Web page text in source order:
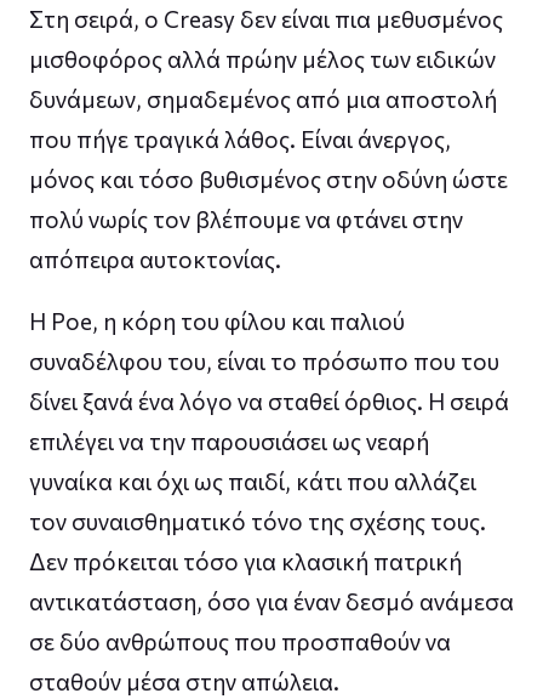
Στη σειρά, ο Creasy δεν είναι πια μεθυσμένος
μισθοφόρος αλλά πρώην μέλος των ειδικών
δυνάμεων, σημαδεμένος από μια αποστολή
που πήγε τραγικά λάθος. Είναι άνεργος,
μόνος και τόσο βυθισμένος στην οδύνη ώστε
πολύ νωρίς τον βλέπουμε να φτάνει στην
απόπειρα αυτοκτονίας.
Η Poe, η κόρη του φίλου και παλιού
συναδέλφου του, είναι το πρόσωπο που του
δίνει ξανά ένα λόγο να σταθεί όρθιος. Η σειρά
επιλέγει να την παρουσιάσει ως νεαρή
γυναίκα και όχι ως παιδί, κάτι που αλλάζει
τον συναισθηματικό τόνο της σχέσης τους.
Δεν πρόκειται τόσο για κλασική πατρική
αντικατάσταση, όσο για έναν δεσμό ανάμεσα
σε δύο ανθρώπους που προσπαθούν να
σταθούν μέσα στην απώλεια.